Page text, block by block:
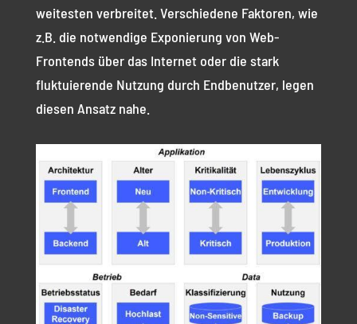
weitesten verbreitet. Verschiedene Faktoren, wie
z.B. die notwendige Exponierung von Web-
Frontends über das Internet oder die stark
fluktuierende Nutzung durch Endbenutzer, legen
diesen Ansatz nahe.